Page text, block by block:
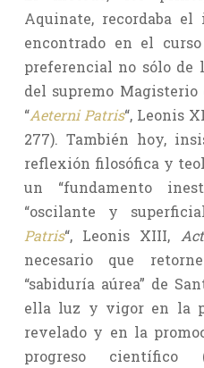
Aquinate, recordaba
encontrado en el
preferencial no sólo de
del supremo
“Aeterni Patris“, Leonis
277). También hoy,
reflexión filosófica y
un “fundamento
“oscilante y
Patris“, Leonis XIII,
necesario que
“sabiduría aúrea” de
ella luz y vigor en la
revelado y en la
progreso